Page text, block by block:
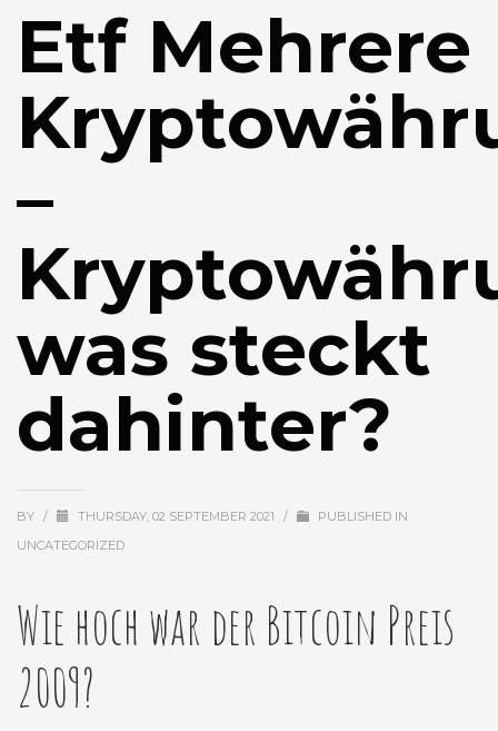
Etf Mehrere
–
was steckt
dahinter?
BY / THURSDAY, 02 SEPTEMBER 2021 /
PUBLISHED IN
UNCATEGORIZED
Wie hoch war der Bitcoin Preis
2009?